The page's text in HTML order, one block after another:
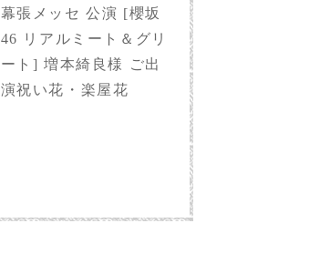
幕張メッセ 公演 [櫻坂
46 リアルミート＆グリ
ート] 増本綺良様 ご出
演祝い花・楽屋花